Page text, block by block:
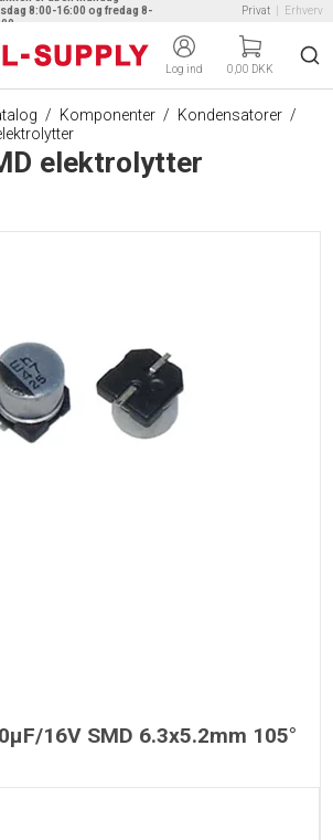
8:00-16:00 og fredag 8-
Privat Erhverv
Log ind 0,00 DKK
/ Komponenter / Kondensatorer /
elektrolytter
16V SMD 6.3x5.2mm 105°